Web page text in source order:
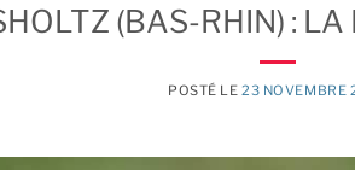
(BAS-RHIN) :
POSTÉ LE23 NOVEMBRE